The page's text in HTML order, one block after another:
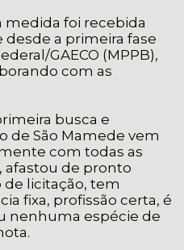
medida foi recebida
desde a primeira fase
GAECO (MPPB),
com as
busca e
de São Mamede vem
com todas as
afastou de pronto
licitação, tem
fixa, profissão certa, é
nenhuma espécie de